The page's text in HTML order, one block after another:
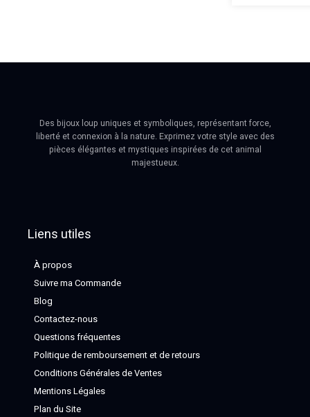
Des bijoux loup uniques et symboliques, représentant force,
liberté et connexion à la nature. Exprimez votre style avec des
pièces élégantes et mystiques inspirées de cet animal
majestueux.
Liens utiles
À propos
Suivre ma Commande
Blog
Contactez-nous
Questions fréquentes
Politique de remboursement et de retours
Conditions Générales de Ventes
Mentions Légales
Plan du Site